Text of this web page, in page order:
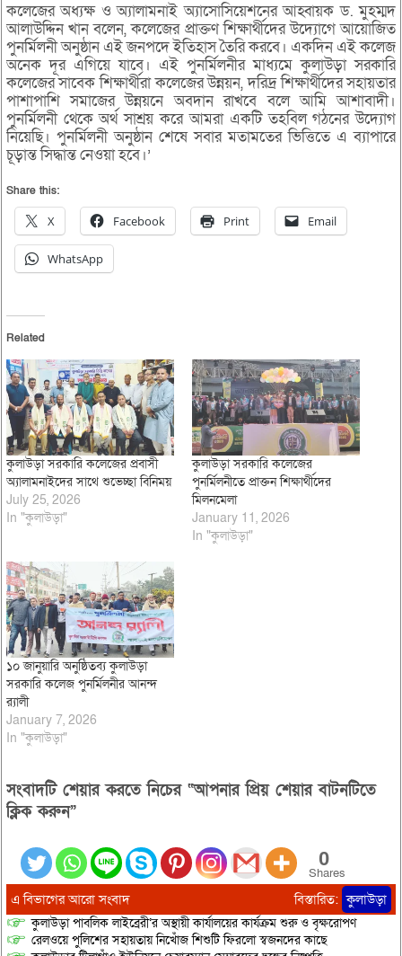
কলেজের অধ্যক্ষ ও অ্যালামনাই অ্যাসোসিয়েশনের আহ্বায়ক ড. মুহম্মদ
আলাউদ্দিন খান বলেন, কলেজের প্রাক্তণ শিক্ষার্থীদের উদ্যোগে আয়োজিত
পুনর্মিলনী অনুষ্ঠান এই জনপদে ইতিহাস তৈরি করবে। একদিন এই কলেজ
অনেক দূর এগিয়ে যাবে। এই পুনর্মিলনীর মাধ্যমে কুলাউড়া সরকারি
কলেজের সাবেক শিক্ষার্থীরা কলেজের উন্নয়ন, দরিদ্র শিক্ষার্থীদের সহায়তার
পাশাপাশি সমাজের উন্নয়নে অবদান রাখবে বলে আমি আশাবাদী।
পুনর্মিলনী থেকে অর্থ সাশ্রয় করে আমরা একটি তহবিল গঠনের উদ্যোগ
নিয়েছি। পুনর্মিলনী অনুষ্ঠান শেষে সবার মতামতের ভিত্তিতে এ ব্যাপারে
চূড়ান্ত সিদ্ধান্ত নেওয়া হবে।’
Share this:
X Facebook Print Email
WhatsApp
Related
কুলাউড়া সরকারি কলেজের প্রবাসী
অ্যালামনাইদের সাথে শুভেচ্ছা বিনিময়
July 25, 2026
In "কুলাউড়া"
কুলাউড়া সরকারি কলেজের
পুনর্মিলনীতে প্রাক্তন শিক্ষার্থীদের
মিলনমেলা
January 11, 2026
In "কুলাউড়া"
১০ জানুয়ারি অনুষ্ঠিতব্য কুলাউড়া
সরকারি কলেজ পুনর্মিলনীর আনন্দ
র‌্যালী
January 7, 2026
In "কুলাউড়া"
সংবাদটি শেয়ার করতে নিচের “আপনার প্রিয় শেয়ার বাটনটিতে
ক্লিক করুন”
0
Shares
এ বিভাগের আরো সংবাদ বিস্তারিত: কুলাউড়া
কুলাউড়া পাবলিক লাইব্রেরী’র অস্থায়ী কার্যালয়ের কার্যক্রম শুরু ও বৃক্ষরোপণ
রেলওয়ে পুলিশের সহায়তায় নিখোঁজ শিশুটি ফিরলো স্বজনদের কাছে